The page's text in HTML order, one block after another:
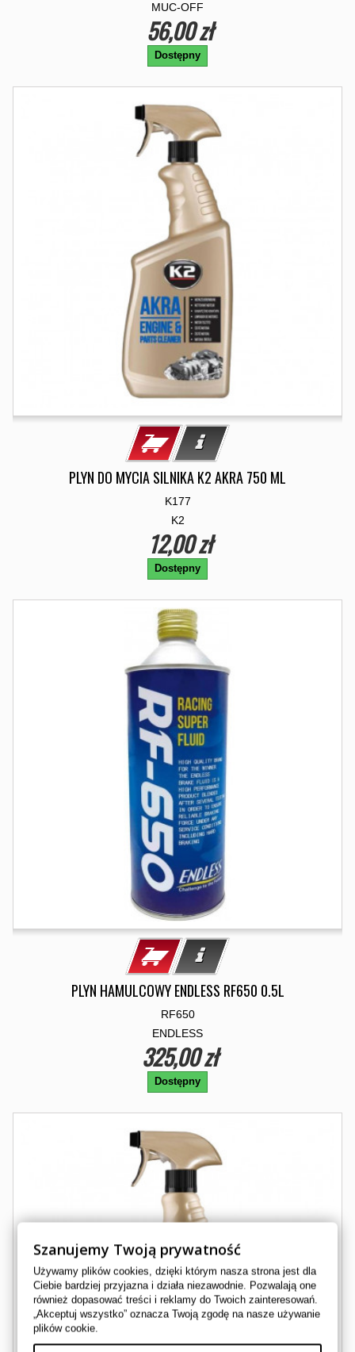
MUC-OFF
56,00 zł
Dostępny
PLYN DO MYCIA SILNIKA K2 AKRA 750 ML
K177
K2
12,00 zł
Dostępny
PLYN HAMULCOWY ENDLESS RF650 0.5L
RF650
ENDLESS
325,00 zł
Dostępny
Szanujemy Twoją prywatność
Używamy plików cookies, dzięki którym nasza strona jest dla
Ciebie bardziej przyjazna i działa niezawodnie. Pozwalają one
również dopasować treści i reklamy do Twoich zainteresowań.
„Akceptuj wszystko” oznacza Twoją zgodę na nasze używanie
plików cookie.